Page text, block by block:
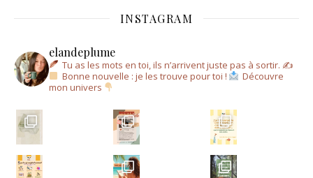
INSTAGRAM
elandeplume
Tu as les mots en toi, ils n’arrivent juste pas à sortir. ✍
Bonne nouvelle : je les trouve pour toi !
Découvre
mon univers
Un a